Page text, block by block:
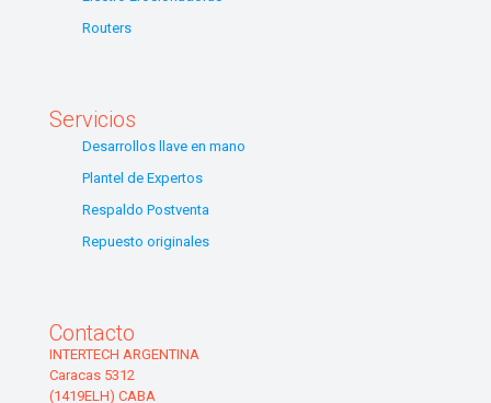
Routers
Servicios
Desarrollos llave en mano
Plantel de Expertos
Respaldo Postventa
Repuesto originales
Contacto
INTERTECH ARGENTINA
Caracas 5312
(1419ELH) CABA